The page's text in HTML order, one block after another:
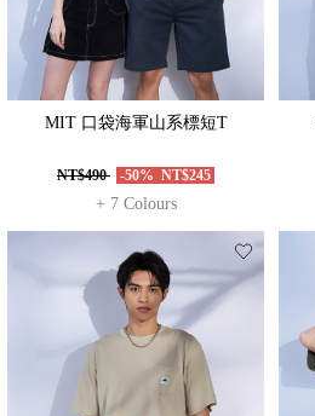
MIT 口袋海軍山系標短T
NT$490 -50% NT$245
+ 7 Colours